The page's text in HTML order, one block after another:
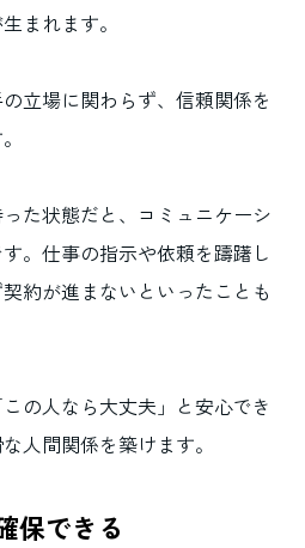
まれます。
立場に関わらず、信頼関係を
た状態だと、コミュニケーシ
。仕事の指示や依頼を躊躇し
約が進まないといったことも
の人なら大丈夫」と安心でき
人間関係を築けます。
保できる